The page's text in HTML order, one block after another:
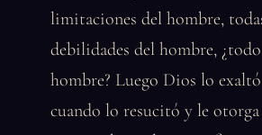
limitaciones del hombre,
debilidades del hombre,
hombre? Luego Dios lo
cuando lo resucitó y le